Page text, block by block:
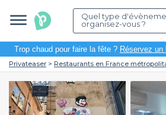
Quel type
organisez-vous ?
Trop chaud pour faire la fête ? Réservez
Privateaser Restaurants en France